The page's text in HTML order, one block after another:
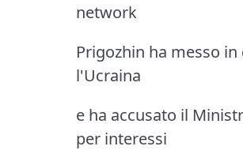
network
Prigozhin ha messo
l'Ucraina
e ha accusato il
per interessi